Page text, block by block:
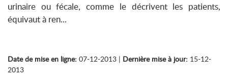
urinaire ou fécale, comme le décrivent les patients,
équivaut à ren...
Date de mise en ligne: 07-12-2013 | Dernière mise à jour: 15-12-
2013